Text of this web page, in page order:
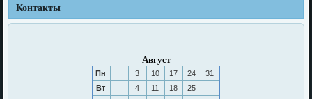
Контакты
Август
Пн 3 10 17 24
31
Вт
4 11 18
25